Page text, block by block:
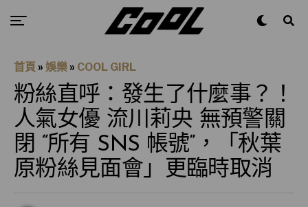
首頁 » 娛樂 » COOL GIRL
粉絲直呼：發生了什麼事？！
人氣女優 流川莉央 無預警關
閉 “所有 SNS 帳號”，「秋葉
原粉絲見面會」更臨時取消